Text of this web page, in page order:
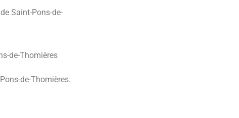
Saint-Pons-de-
de-Thomières
de-Thomières.